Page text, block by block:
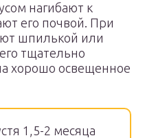
нагибают к
его почвой. При
шпилькой или
тщательно
хорошо освещенное
1,5-2 месяца